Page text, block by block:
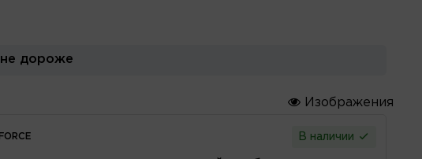
дороже
Изображения
В наличии